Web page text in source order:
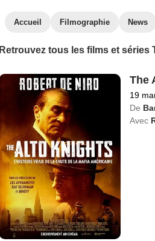
Accueil Filmographie News
Retrouvez tous les films et
The
19
De
Avec